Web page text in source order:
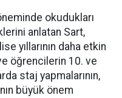
okudukları
anlatan Sart,
yıllarının daha etkin
öğrencilerin 10. ve
staj yapmalarının,
büyük önem